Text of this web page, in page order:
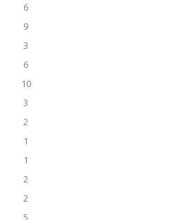
6
9
3
6
10
3
2
1
1
2
2
5